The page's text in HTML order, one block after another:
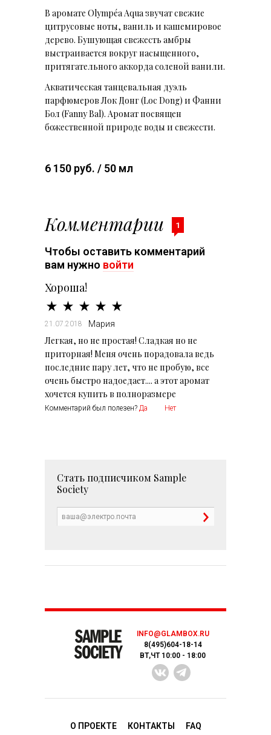
В аромате Olympéa Aqua звучат свежие
цитрусовые ноты, ваниль и кашемировое
дерево. Бушующая свежесть амбры
выстраивается вокруг насыщенного,
притягательного аккорда соленой ванили.
Акватическая танцевальная дуэль
парфюмеров Лок Донг (Loc Dong) и Фанни
Бол (Fanny Bal). Аромат посвящен
божественной природе воды и свежести.
6 150 руб. / 50 мл
Комментарии 1
Чтобы оставить комментарий
вам нужно войти
Хороша!
21.07.2018 Мария
Легкая, но не простая! Сладкая но не
приторная! Меня очень порадовала ведь
последние пару лет, что не пробую, все
очень быстро надоедает.... а этот аромат
хочется купить в полноразмере
Комментарий был полезен? Да Нет
Стать подписчиком Sample
Society
INFO@GLAMBOX.RU
8(495)604-18-14
ВТ,ЧТ 10:00 - 18:00
О ПРОЕКТЕ КОНТАКТЫ FAQ